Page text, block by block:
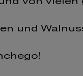
und